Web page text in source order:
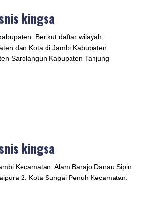
kingsa
Berikut daftar wilayah
dan Kota di Jambi Kabupaten
Sarolangun Kabupaten Tanjung
kingsa
Kecamatan: Alam Barajo Danau Sipin
2. Kota Sungai Penuh Kecamatan: